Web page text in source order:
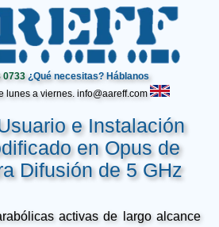
0733 ¿Qué necesitas? Háblanos
lunes a viernes. info@aareff.com
e Instalación
en Opus de
Difusión de 5 GHz
activas de largo alcance